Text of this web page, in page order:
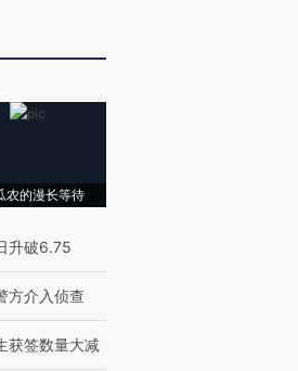
农的漫长等待
升破6.75
方介入侦查
获签数量大减